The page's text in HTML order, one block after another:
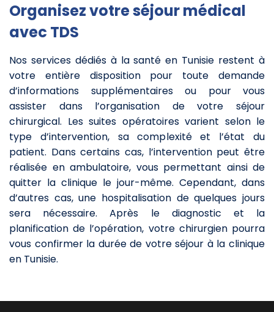
Organisez votre séjour médical
avec TDS
Nos services dédiés à la santé en Tunisie restent à
votre entière disposition pour toute demande
d’informations supplémentaires ou pour vous
assister dans l’organisation de votre séjour
chirurgical. Les suites opératoires varient selon le
type d’intervention, sa complexité et l’état du
patient. Dans certains cas, l’intervention peut être
réalisée en ambulatoire, vous permettant ainsi de
quitter la clinique le jour-même. Cependant, dans
d’autres cas, une hospitalisation de quelques jours
sera nécessaire. Après le diagnostic et la
planification de l’opération, votre chirurgien pourra
vous confirmer la durée de votre séjour à la clinique
en Tunisie.